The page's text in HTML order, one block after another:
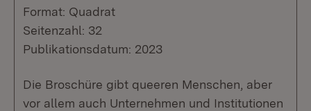
Format: Quadrat
Seitenzahl: 32
Publikationsdatum: 2023
Die Broschüre gibt queeren Menschen, aber
vor allem auch Unternehmen und Institutionen